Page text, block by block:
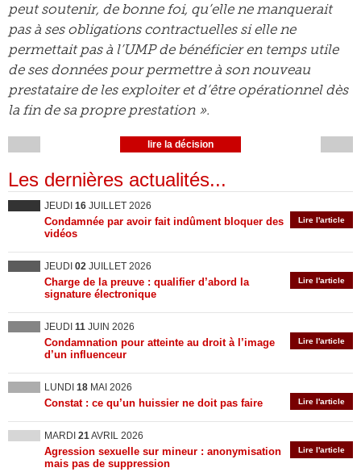
peut soutenir, de bonne foi, qu’elle ne manquerait
pas à ses obligations contractuelles si elle ne
permettait pas à l’UMP de bénéficier en temps utile
de ses données pour permettre à son nouveau
prestataire de les exploiter et d’être opérationnel dès
la fin de sa propre prestation ».
lire la décision
Les dernières actualités...
JEUDI 16 JUILLET 2026
Lire l'article
Condamnée par avoir fait indûment bloquer des
vidéos
JEUDI 02 JUILLET 2026
Lire l'article
Charge de la preuve : qualifier d’abord la
signature électronique
JEUDI 11 JUIN 2026
Lire l'article
Condamnation pour atteinte au droit à l’image
d’un influenceur
LUNDI 18 MAI 2026
Lire l'article
Constat : ce qu’un huissier ne doit pas faire
MARDI 21AVRIL 2026
Lire l'article
Agression sexuelle sur mineur : anonymisation
mais pas de suppression